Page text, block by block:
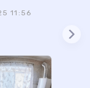
11:56